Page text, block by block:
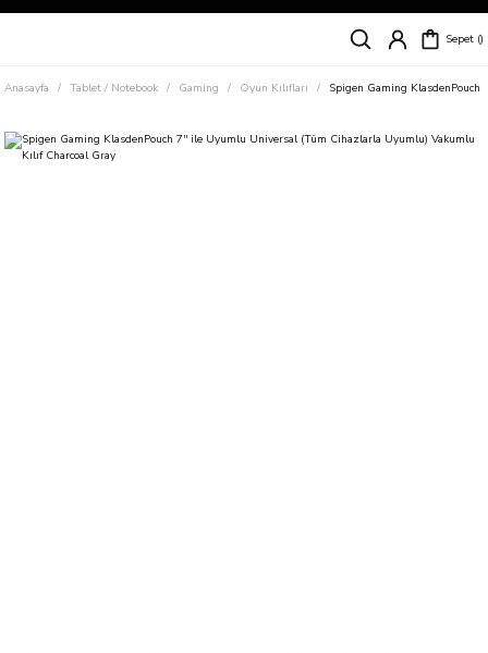
Siparişleriniz
Süper İndirimli Fiyatlar
Sepet
Anasayfa Tablet / Notebook Gaming Oyun Kılıfları Spigen Gaming